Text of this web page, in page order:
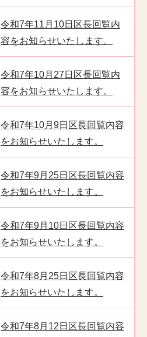
令和7年11月10日区長回覧内
容をお知らせいたします。
令和7年10月27日区長回覧内
容をお知らせいたします。
令和7年10月9日区長回覧内容
をお知らせいたします。
令和7年9月25日区長回覧内容
をお知らせいたします。
令和7年9月10日区長回覧内容
をお知らせいたします。
令和7年8月25日区長回覧内容
をお知らせいたします。
令和7年8月12日区長回覧内容